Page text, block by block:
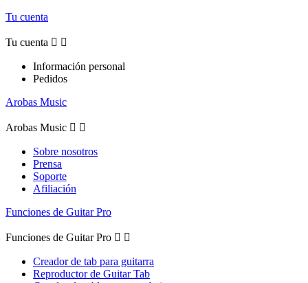
Tu cuenta
Tu cuenta  
Información personal
Pedidos
Arobas Music
Arobas Music  
Sobre nosotros
Prensa
Soporte
Afiliación
Funciones de Guitar Pro
Funciones de Guitar Pro  
Creador de tab para guitarra
Reproductor de Guitar Tab